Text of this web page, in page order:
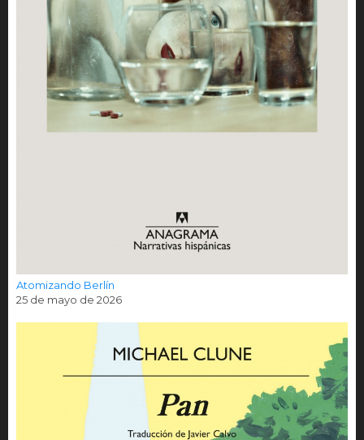
Atomizando Berlín
25 de mayo de 2026